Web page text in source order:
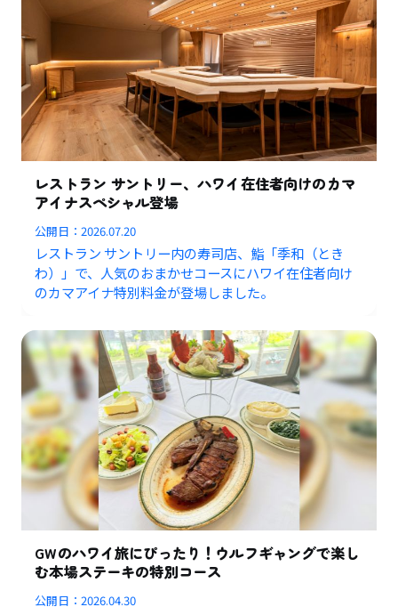
レストラン サントリー、ハワイ在住者向けのカマ
アイナスペシャル登場
公開日：2026.07.20
レストラン サントリー内の寿司店、鮨「季和（とき
わ）」で、人気のおまかせコースにハワイ在住者向け
のカマアイナ特別料金が登場しました。
GWのハワイ旅にぴったり！ウルフギャングで楽し
む本場ステーキの特別コース
公開日：2026.04.30